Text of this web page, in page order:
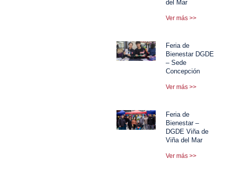
del Mar
Ver más >>
Feria de
Bienestar DGDE
– Sede
Concepción
Ver más >>
Feria de
Bienestar –
DGDE Viña de
Viña del Mar
Ver más >>